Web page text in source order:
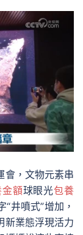
，文物元素串
額球眼光包養
“井噴式”增加，
新業態浮現活力